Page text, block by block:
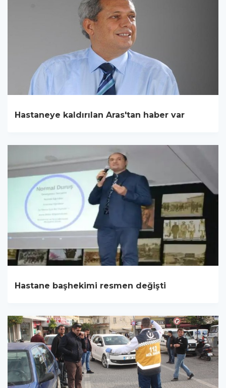
Hastaneye kaldırılan Aras'tan haber var
Hastane başhekimi resmen değişti